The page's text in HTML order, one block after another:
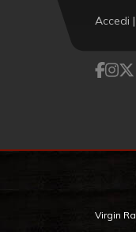
Accedi
Virgin